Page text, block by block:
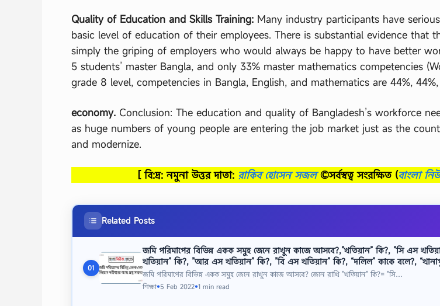
Quality of Education and Skills Training: Many industry participants have
basic level of education of their employees. There is substantial evidence that
simply the griping of employers who would always be happy to have better
5 students’ master Bangla, and only 33% master mathematics competencies
grade 8 level, competencies in Bangla, English, and mathematics are 44%,
economy. Conclusion: The education and quality of Bangladesh’s workforce
as huge numbers of young people are entering the job market just as the
and modernize.
[ বি:দ্র: নমুনা উত্তর দাতা: রাকিব হোসেন সজল©সর্বস্বত্ব সংরক্ষিত (বাংলা
Related Posts
01
জমি পরিমাপের বিভিন্ন একক সমুহ জেনে রাখুন কাজে আসবে?,”খতিয়ান” কি?, ”সি এস
খতিয়ান” কি?, ”আর এস খতিয়ান” কি?, ”বি এস খতিয়ান” কি?, “দলিল” কাকে বলে?,
জমি পরিমাপের বিভিন্ন একক সমুহ জেনে রাখুন কাজে আসবে? জেনে রাখি ''খতিয়ান'' কি?= ''সি…
শিক্ষা●5 Feb 2022●1 min read